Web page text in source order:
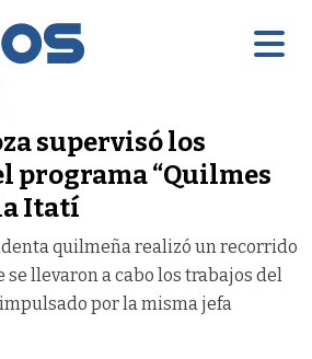
supervisó los
programa “Quilmes
Itatí
quilmeña realizó un recorrido
llevaron a cabo los trabajos del
por la misma jefa